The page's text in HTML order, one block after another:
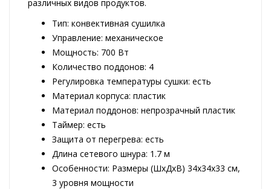
различных видов продуктов.
Тип: конвективная сушилка
Управление: механическое
Мощность: 700 Вт
Количество поддонов: 4
Регулировка температуры сушки: есть
Материал корпуса: пластик
Материал поддонов: непрозрачный пластик
Таймер: есть
Защита от перегрева: есть
Длина сетевого шнура: 1.7 м
Особенности: Размеры (ШхДхВ) 34x34x33 см,
3 уровня мощности